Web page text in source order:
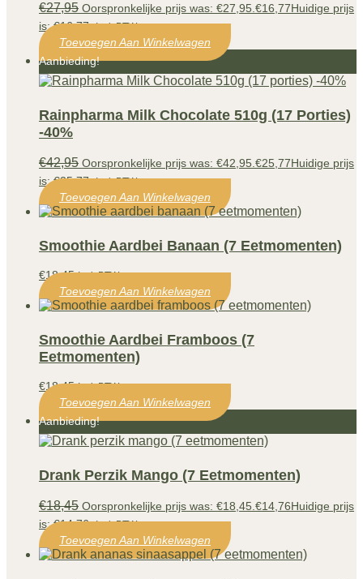
€27,95 Oorspronkelijke prijs was: €27,95. €16,77Huidige prijs
is: €16,77. Incl. BTW
Toevoegen Aan Winkelwagen
Aanbieding!
Rainpharma Milk Chocolate 510g (17 Porties)
-40%
€42,95 Oorspronkelijke prijs was: €42,95. €25,77Huidige prijs
is: €25,77. Incl. BTW
Toevoegen Aan Winkelwagen
Smoothie Aardbei Banaan (7 Eetmomenten)
€18,45 Incl. BTW
Toevoegen Aan Winkelwagen
Smoothie Aardbei Framboos (7
Eetmomenten)
€18,45 Incl. BTW
Toevoegen Aan Winkelwagen
Aanbieding!
Drank Perzik Mango (7 Eetmomenten)
€18,45 Oorspronkelijke prijs was: €18,45. €14,76Huidige prijs
is: €14,76. Incl. BTW
Toevoegen Aan Winkelwagen